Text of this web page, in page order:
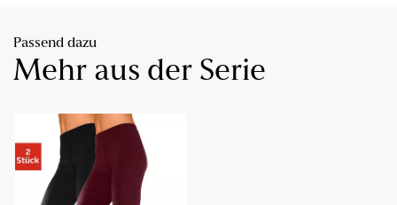
Passend dazu
Mehr aus der Serie